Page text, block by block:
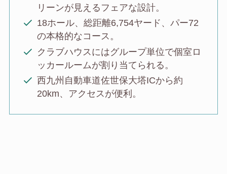
リーンが見えるフェアな設計。
18ホール、総距離6,754ヤード、パー72
の本格的なコース。
クラブハウスにはグループ単位で個室ロ
ッカールームが割り当てられる。
西九州自動車道佐世保大塔ICから約
20km、アクセスが便利。